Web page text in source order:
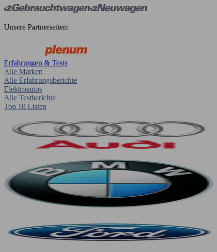
Unsere Partnerseiten:
Erfahrungen & Tests
Alle Marken
Alle Erfahrungsberichte
Elektroautos
Alle Testberichte
Top 10 Listen